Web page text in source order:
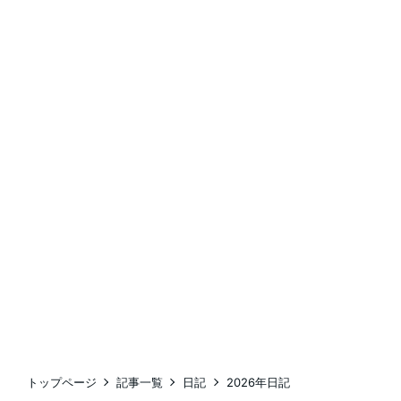
トップページ 記事一覧 日記 2026年日記